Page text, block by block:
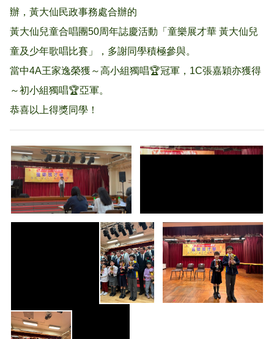
辦，黃大仙民政事務處合辦的
黃大仙兒童合唱團50周年誌慶活動「童樂展才華 黃大仙兒
童及少年歌唱比賽」，多謝同學積極參與。
當中4A王家逸榮獲～高小組獨唱🏆冠軍，1C張嘉穎亦獲得
～初小組獨唱🏆亞軍。
恭喜以上得獎同學！